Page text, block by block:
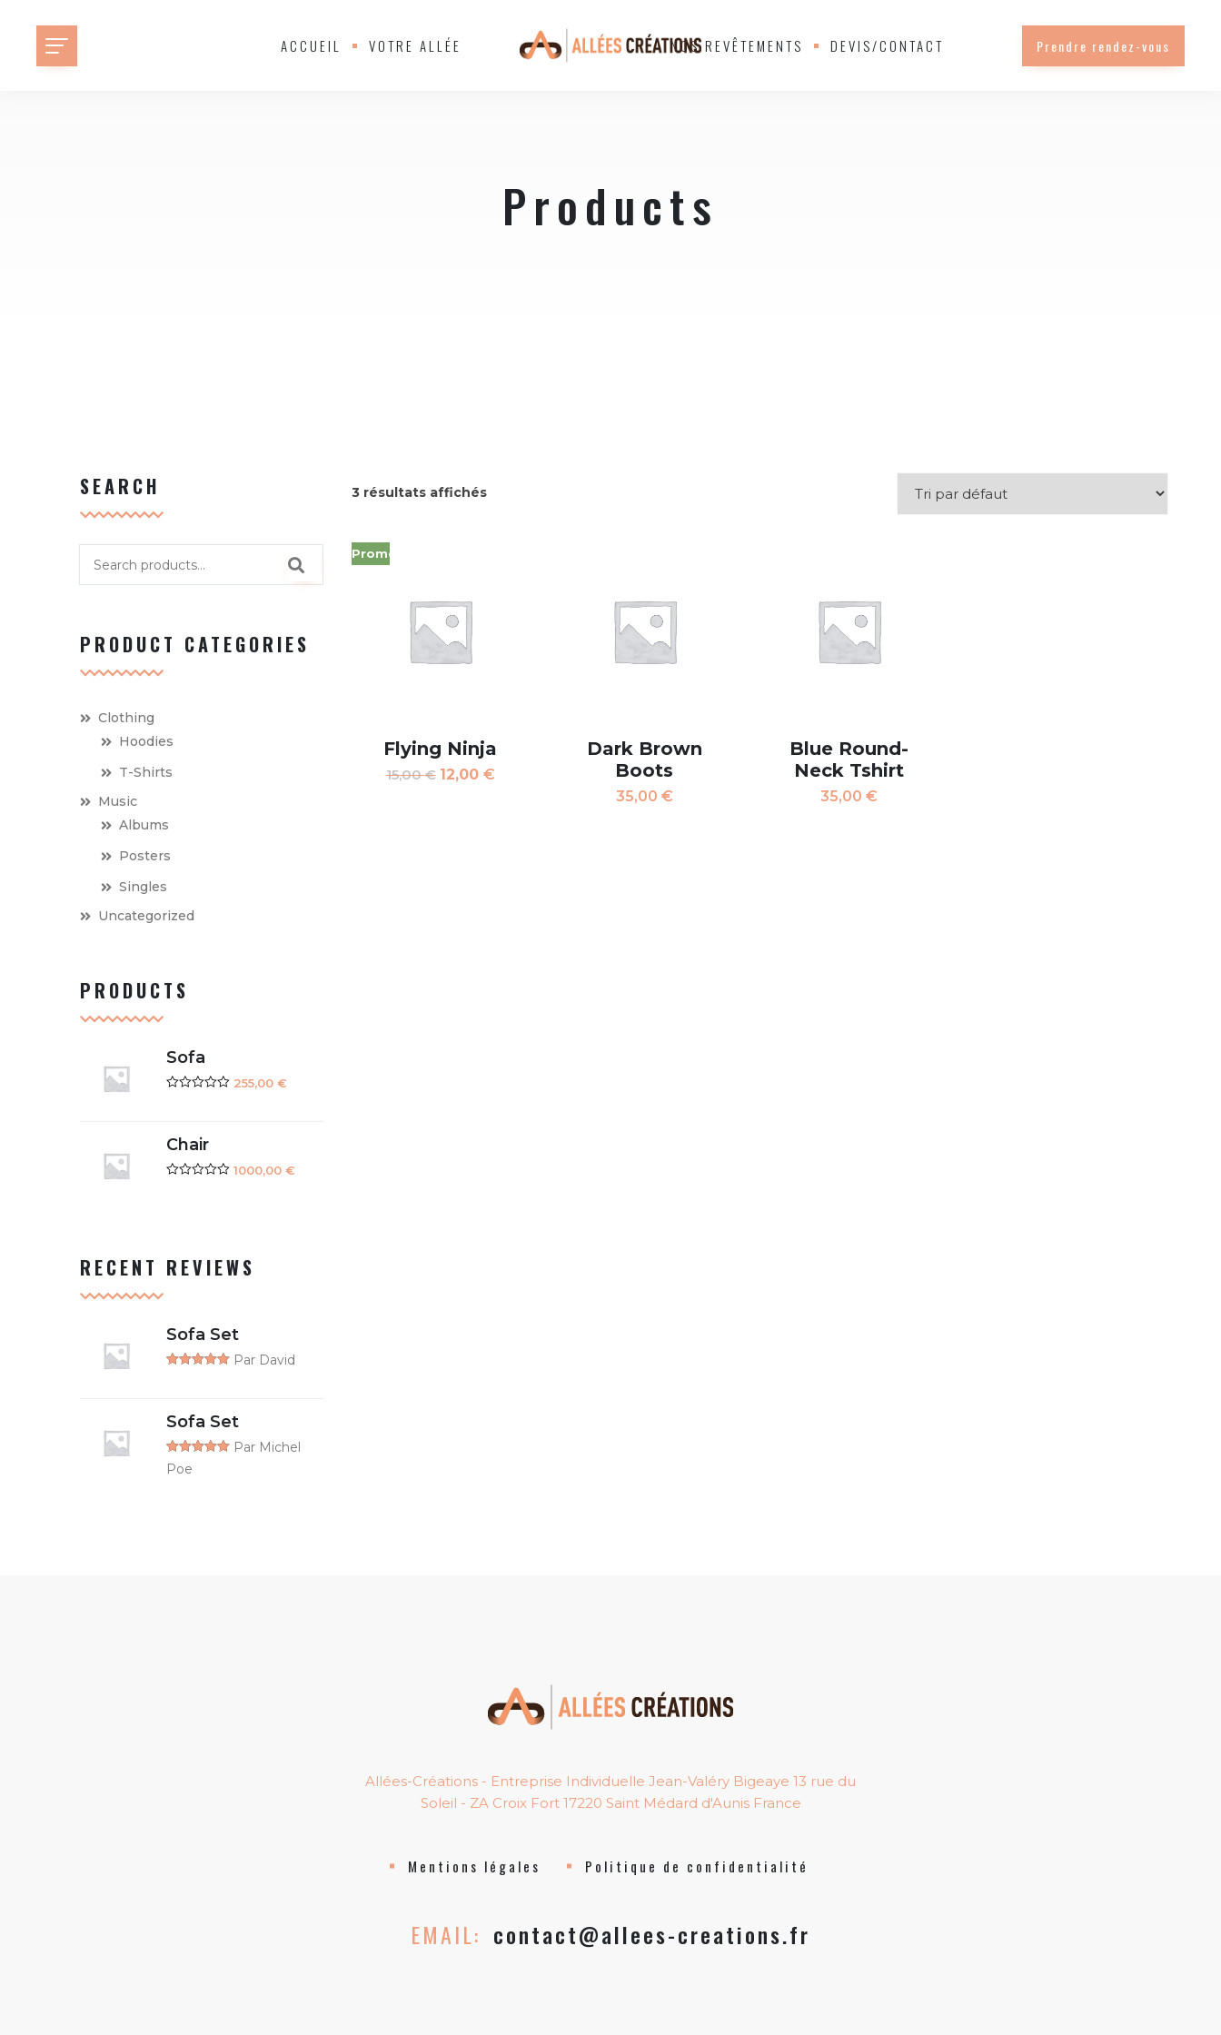
Prendre rendez-vous
ACCUEIL VOTRE ALLÉE NOS REVÊTEMENTS DEVIS/CONTACT
Products
SEARCH
PRODUCT CATEGORIES
Clothing
Hoodies
T-Shirts
Music
Albums
Posters
Singles
Uncategorized
PRODUCTS
Sofa
255,00 €
Chair
1000,00 €
RECENT REVIEWS
Sofa Set
Par David
Sofa Set
Note
Par Michel
Poe
3 résultats affichés
Promo !
Flying Ninja
15,00€ 12,00 €
Dark Brown
Boots
35,00 €
Blue Round-
Neck Tshirt
35,00 €
Allées-Créations - Entreprise Individuelle Jean-Valéry Bigeaye 13 rue du
Soleil - ZA Croix Fort 17220 Saint Médard d'Aunis France
Mentions légales Politique de confidentialité
EMAIL: contact@allees-creations.fr